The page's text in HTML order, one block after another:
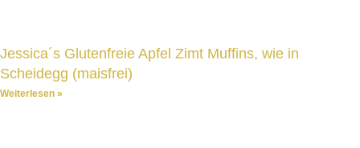
Jessica´s Glutenfreie Apfel Zimt Muffins, wie in
Scheidegg (maisfrei)
Weiterlesen »